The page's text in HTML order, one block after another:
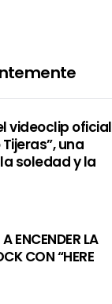
videoclip oficial
una
soledad y la
ENCENDER LA
CON “HERE